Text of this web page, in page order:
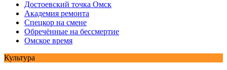
Достоевский точка Омск
Академия ремонта
Спецкор на смене
Обречённые на бессмертие
Омское время
Культура